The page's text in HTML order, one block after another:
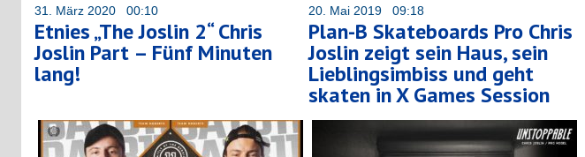
31. März 2020 00:10
Etnies „The Joslin 2“ Chris
Joslin Part – Fünf Minuten
lang!
20. Mai 2019 09:18
Plan-B Skateboards Pro Chris
Joslin zeigt sein Haus, sein
Lieblingsimbiss und geht
skaten in X Games Session